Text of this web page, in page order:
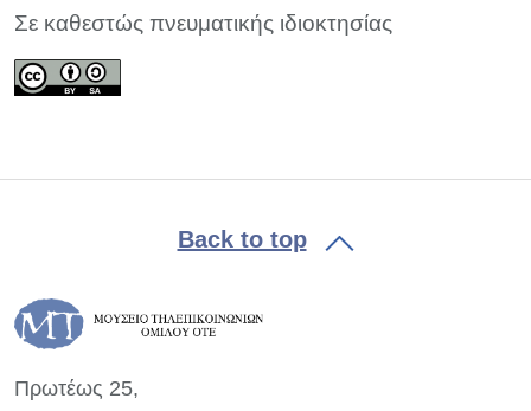
Σε καθεστώς πνευματικής ιδιοκτησίας
Back to top
Πρωτέως 25,